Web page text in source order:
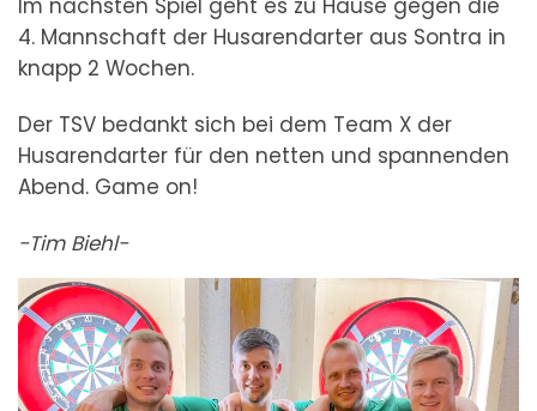
Im nächsten Spiel geht es zu Hause gegen die
4. Mannschaft der Husarendarter aus Sontra in
knapp 2 Wochen.
Der TSV bedankt sich bei dem Team X der
Husarendarter für den netten und spannenden
Abend. Game on!
-Tim Biehl-